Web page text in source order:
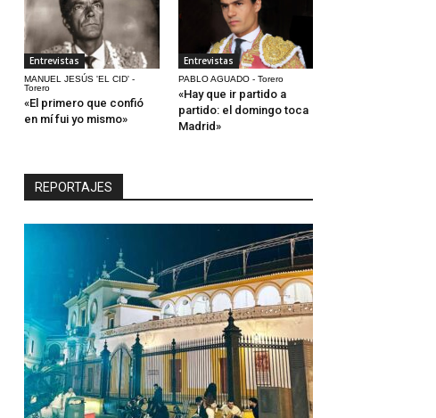
Entrevistas
MANUEL JESÚS 'EL CID' -
Torero
«El primero que confió
en mí fui yo mismo»
Entrevistas
PABLO AGUADO - Torero
«Hay que ir partido a
partido: el domingo toca
Madrid»
REPORTAJES